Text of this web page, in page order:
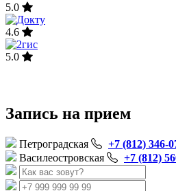
5.0
4.6
5.0
Запись на прием
Петроградская +7 (812) 346-
Василеостровская
+7 (812)